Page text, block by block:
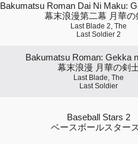
Bakumatsu Roman Dai Ni Maku:
幕末浪漫第二幕 月華の
Last Blade 2, The
Last Soldier 2
Bakumatsu Roman: Gekka
幕末浪漫 月華の剣
Last Blade, The
Last Soldier
Baseball Stars 2
ベースボールスター